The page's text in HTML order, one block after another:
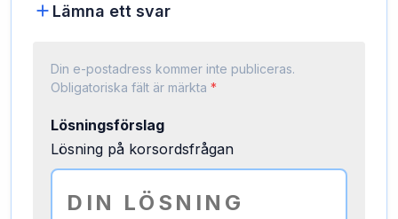
Lämna ett svar
Din e-postadress kommer inte publiceras.
Obligatoriska fält är märkta *
Lösningsförslag
Lösning på korsordsfrågan